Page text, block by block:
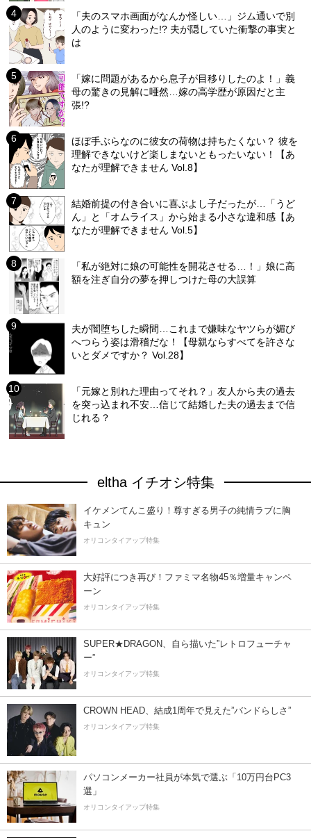
「夫のスマホ画面がなんか怪しい…」ジム通いで別
人のように変わった!? 夫が隠していた衝撃の事実と
は
「嫁に問題があるから息子が目移りしたのよ！」義
母の驚きの見解に唖然…嫁の高学歴が原因だと主
張!?
ほぼ手ぶらなのに彼女の荷物は持ちたくない？ 彼を
理解できないけど楽しまないともったいない！【あ
なたが理解できません Vol.8】
結婚前提の付き合いに喜ぶよし子だったが…「うど
ん」と「オムライス」から始まる小さな違和感【あ
なたが理解できません Vol.5】
「私が絶対に娘の可能性を開花させる…！」娘に高
額を注ぎ自分の夢を押しつけた母の大誤算
夫が闇堕ちした瞬間…これまで嫌味なヤツらが媚び
へつらう姿は滑稽だな！【母親ならすべてを許さな
いとダメですか？ Vol.28】
「元嫁と別れた理由ってそれ？」友人から夫の過去
を突っ込まれ不安…信じて結婚した夫の過去まで信
じれる？
eltha イチオシ特集
イケメンてんこ盛り！尊すぎる男子の純情ラブに胸
キュン
オリコンタイアップ特集
大好評につき再び！ファミマ名物45％増量キャンペ
ーン
オリコンタイアップ特集
SUPER★DRAGON、自ら描いた”レトロフューチャ
ー”
オリコンタイアップ特集
CROWN HEAD、結成1周年で見えた”バンドらしさ”
オリコンタイアップ特集
パソコンメーカー社員が本気で選ぶ「10万円台PC3
選」
オリコンタイアップ特集